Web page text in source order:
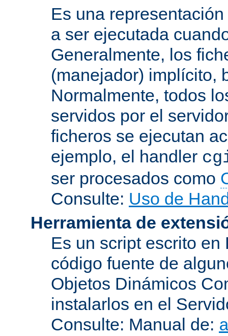
Es una
a ser ejecutada
Generalmente, los
(manejador) implícito,
Normalmente, todos
servidos por el
ficheros se ejecutan
ejemplo, el handler
ser procesados como
Consulte: Uso de
Herramienta de
Es un script escrito
código fuente de
Objetos Dinámicos
instalarlos en el
Consulte: Manual de: